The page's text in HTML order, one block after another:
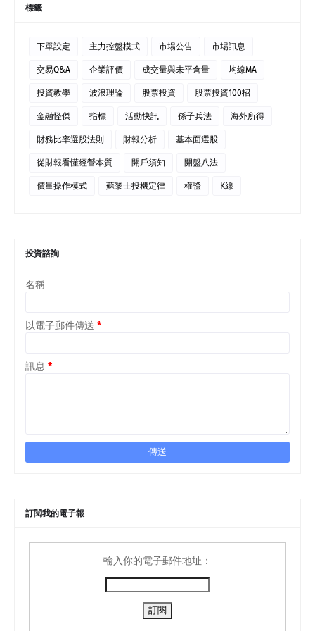
標籤
下單設定 主力控盤模式 市場公告 市場訊息
交易Q&A 企業評價 成交量與未平倉量 均線MA
投資教學 波浪理論 股票投資 股票投資100招
金融怪傑 指標 活動快訊 孫子兵法 海外所得
財務比率選股法則 財報分析 基本面選股
從財報看懂經營本質 開戶須知 開盤八法
價量操作模式 蘇黎士投機定律 權證 K線
投資諮詢
名稱
以電子郵件傳送 *
訊息 *
訂閱我的電子報
輸入你的電子郵件地址：